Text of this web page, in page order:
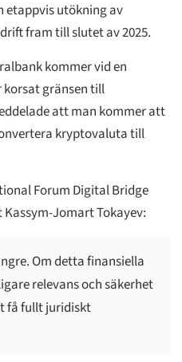
etappvis utökning av
fram till slutet av 2025.
kommer vid en
gränsen till
att man kommer att
kryptovaluta till
Forum Digital Bridge
Kassym-Jomart Tokayev:
Om detta finansiella
relevans och säkerhet
få fullt juridiskt